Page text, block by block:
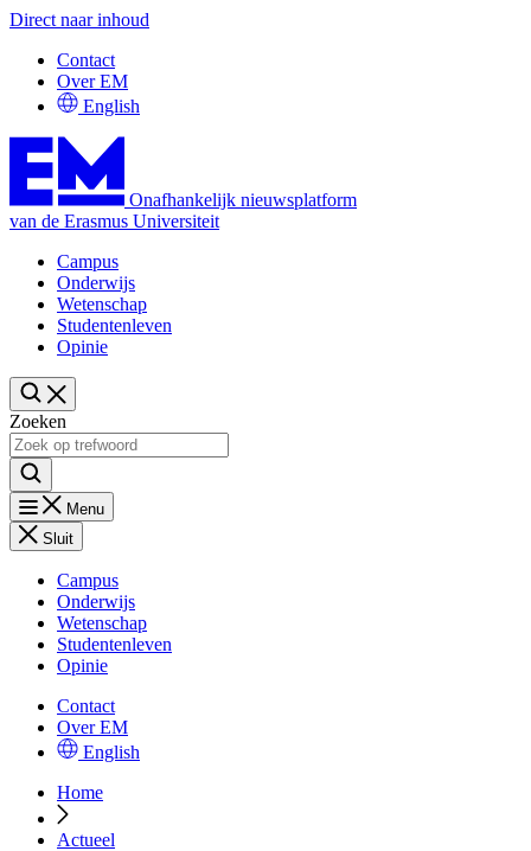
Direct naar inhoud
Contact
Over EM
English
Onafhankelijk nieuwsplatform
van de Erasmus Universiteit
Campus
Onderwijs
Wetenschap
Studentenleven
Opinie
Zoeken
Menu
Sluit
Campus
Onderwijs
Wetenschap
Studentenleven
Opinie
Contact
Over EM
English
Home
Actueel